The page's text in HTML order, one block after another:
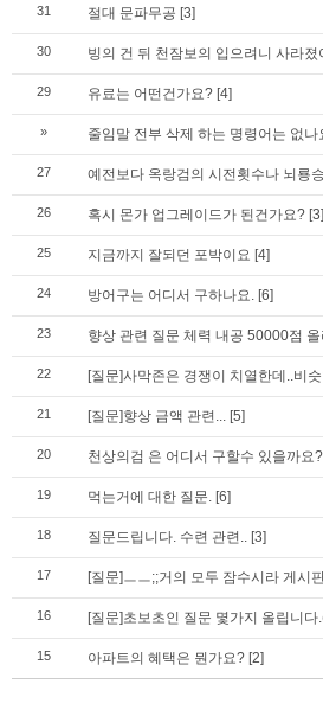
31 절대 문파무공 [3]
30 빙의 건 뒤 천잠보의 입으려니 사라졌
29 유료는 어떤건가요? [4]
» 줄임말 전부 삭제 하는 명령어는 없나
27 예전보다 옥랑검의 시전횟수나 뇌룡
26 혹시 몬가 업그레이드가 된건가요? [3]
25 지금까지 잘되던 포박이요 [4]
24 방어구는 어디서 구하나요. [6]
23 향상 관련 질문 체력 내공 50000점
22 [질문]사막존은 경쟁이 치열한데..비
21 [질문]향상 금액 관련... [5]
20 천상의검 은 어디서 구할수 있을까요?
19 먹는거에 대한 질문. [6]
18 질문드립니다. 수련 관련.. [3]
17 [질문]ㅡㅡ;;거의 모두 잠수시라 게시
16 [질문]초보초인 질문 몇가지 올립니다
15 아파트의 혜택은 뭔가요? [2]